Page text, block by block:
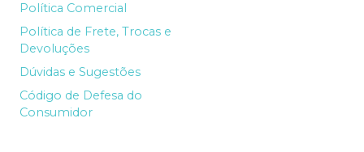
Política Comercial
Política de Frete, Trocas e
Devoluções
Dúvidas e Sugestões
Código de Defesa do
Consumidor